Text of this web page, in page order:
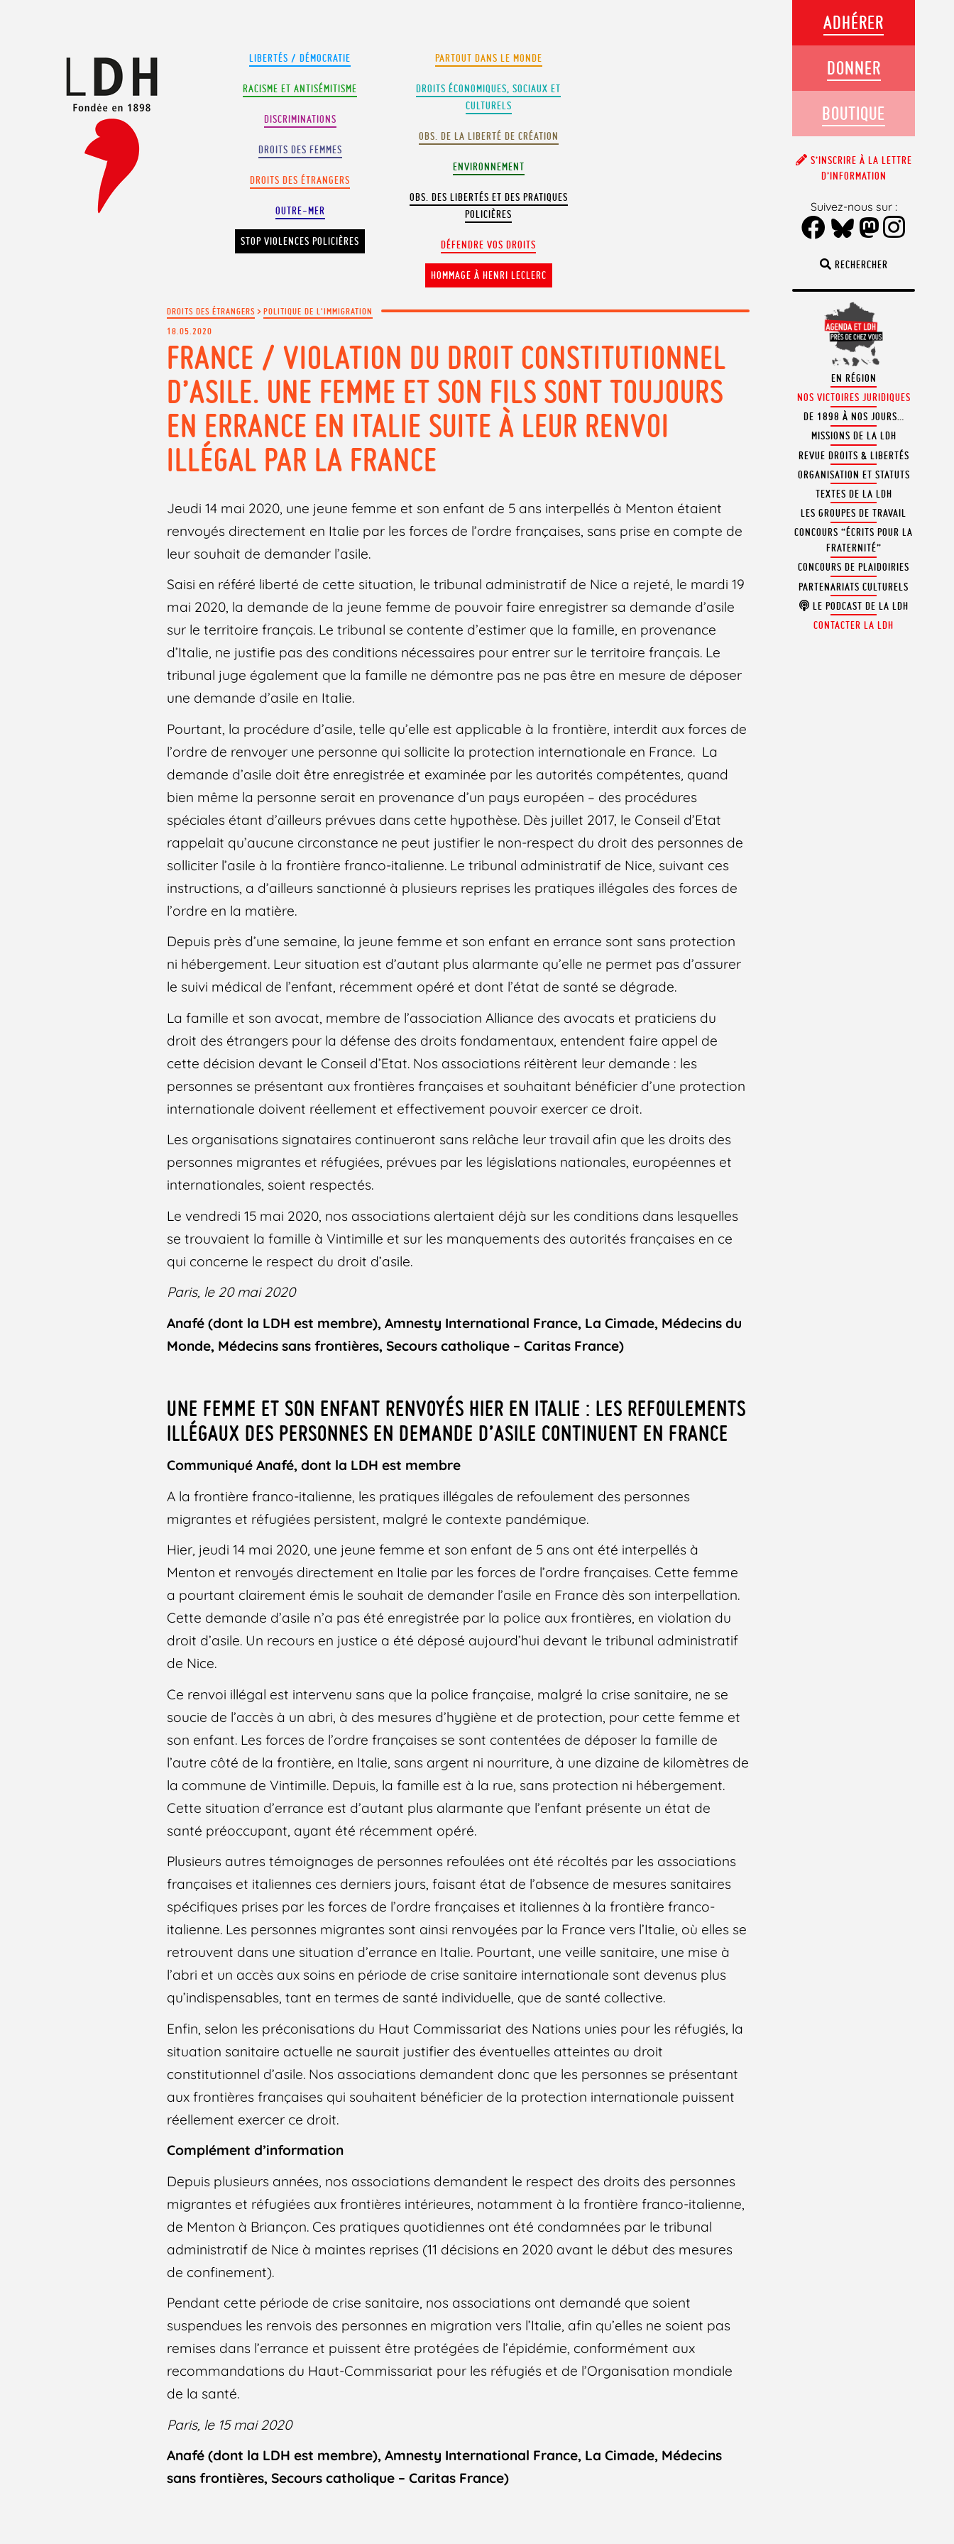
LIBERTÉS / DÉMOCRATIE
RACISME ET ANTISÉMITISME
DISCRIMINATIONS
DROITS DES FEMMES
DROITS DES ÉTRANGERS
OUTRE-MER
STOP VIOLENCES POLICIÈRES
PARTOUT DANS LE MONDE
DROITS ÉCONOMIQUES, SOCIAUX ET
CULTURELS
OBS. DE LA LIBERTÉ DE CRÉATION
ENVIRONNEMENT
OBS. DES LIBERTÉS ET DES PRATIQUES
POLICIÈRES
DÉFENDRE VOS DROITS
HOMMAGE À HENRI LECLERC
DROITS DES ÉTRANGERS>POLITIQUE DE L'IMMIGRATION
18.05.2020
FRANCE / VIOLATION DU DROIT CONSTITUTIONNEL
D’ASILE. UNE FEMME ET SON FILS SONT TOUJOURS
EN ERRANCE EN ITALIE SUITE À LEUR RENVOI
ILLÉGAL PAR LA FRANCE
Jeudi 14 mai 2020, une jeune femme et son enfant de 5 ans interpellés à Menton étaient
renvoyés directement en Italie par les forces de l’ordre françaises, sans prise en compte de
leur souhait de demander l’asile.
Saisi en référé liberté de cette situation, le tribunal administratif de Nice a rejeté, le mardi 19
mai 2020, la demande de la jeune femme de pouvoir faire enregistrer sa demande d’asile
sur le territoire français. Le tribunal se contente d’estimer que la famille, en provenance
d’Italie, ne justifie pas des conditions nécessaires pour entrer sur le territoire français. Le
tribunal juge également que la famille ne démontre pas ne pas être en mesure de déposer
une demande d’asile en Italie.
Pourtant, la procédure d’asile, telle qu’elle est applicable à la frontière, interdit aux forces de
l’ordre de renvoyer une personne qui sollicite la protection internationale en France. La
demande d’asile doit être enregistrée et examinée par les autorités compétentes, quand
bien même la personne serait en provenance d’un pays européen – des procédures
spéciales étant d’ailleurs prévues dans cette hypothèse. Dès juillet 2017, le Conseil d’Etat
rappelait qu’aucune circonstance ne peut justifier le non-respect du droit des personnes de
solliciter l’asile à la frontière franco-italienne. Le tribunal administratif de Nice, suivant ces
instructions, a d’ailleurs sanctionné à plusieurs reprises les pratiques illégales des forces de
l’ordre en la matière.
Depuis près d’une semaine, la jeune femme et son enfant en errance sont sans protection
ni hébergement. Leur situation est d’autant plus alarmante qu’elle ne permet pas d’assurer
le suivi médical de l’enfant, récemment opéré et dont l’état de santé se dégrade.
La famille et son avocat, membre de l’association Alliance des avocats et praticiens du
droit des étrangers pour la défense des droits fondamentaux, entendent faire appel de
cette décision devant le Conseil d’Etat. Nos associations réitèrent leur demande : les
personnes se présentant aux frontières françaises et souhaitant bénéficier d’une protection
internationale doivent réellement et effectivement pouvoir exercer ce droit.
Les organisations signataires continueront sans relâche leur travail afin que les droits des
personnes migrantes et réfugiées, prévues par les législations nationales, européennes et
internationales, soient respectés.
Le vendredi 15 mai 2020, nos associations alertaient déjà sur les conditions dans lesquelles
se trouvaient la famille à Vintimille et sur les manquements des autorités françaises en ce
qui concerne le respect du droit d’asile.
Paris, le 20 mai 2020
Anafé (dont la LDH est membre), Amnesty International France, La Cimade, Médecins du
Monde, Médecins sans frontières, Secours catholique – Caritas France)
UNE FEMME ET SON ENFANT RENVOYÉS HIER EN ITALIE : LES REFOULEMENTS
ILLÉGAUX DES PERSONNES EN DEMANDE D’ASILE CONTINUENT EN FRANCE
Communiqué Anafé, dont la LDH est membre
A la frontière franco-italienne, les pratiques illégales de refoulement des personnes
migrantes et réfugiées persistent, malgré le contexte pandémique.
Hier, jeudi 14 mai 2020, une jeune femme et son enfant de 5 ans ont été interpellés à
Menton et renvoyés directement en Italie par les forces de l’ordre françaises. Cette femme
a pourtant clairement émis le souhait de demander l’asile en France dès son interpellation.
Cette demande d’asile n’a pas été enregistrée par la police aux frontières, en violation du
droit d’asile. Un recours en justice a été déposé aujourd’hui devant le tribunal administratif
de Nice.
Ce renvoi illégal est intervenu sans que la police française, malgré la crise sanitaire, ne se
soucie de l’accès à un abri, à des mesures d’hygiène et de protection, pour cette femme et
son enfant. Les forces de l’ordre françaises se sont contentées de déposer la famille de
l’autre côté de la frontière, en Italie, sans argent ni nourriture, à une dizaine de kilomètres de
la commune de Vintimille. Depuis, la famille est à la rue, sans protection ni hébergement.
Cette situation d’errance est d’autant plus alarmante que l’enfant présente un état de
santé préoccupant, ayant été récemment opéré.
Plusieurs autres témoignages de personnes refoulées ont été récoltés par les associations
françaises et italiennes ces derniers jours, faisant état de l’absence de mesures sanitaires
spécifiques prises par les forces de l’ordre françaises et italiennes à la frontière franco-
italienne. Les personnes migrantes sont ainsi renvoyées par la France vers l’Italie, où elles se
retrouvent dans une situation d’errance en Italie. Pourtant, une veille sanitaire, une mise à
l’abri et un accès aux soins en période de crise sanitaire internationale sont devenus plus
qu’indispensables, tant en termes de santé individuelle, que de santé collective.
Enfin, selon les préconisations du Haut Commissariat des Nations unies pour les réfugiés, la
situation sanitaire actuelle ne saurait justifier des éventuelles atteintes au droit
constitutionnel d’asile. Nos associations demandent donc que les personnes se présentant
aux frontières françaises qui souhaitent bénéficier de la protection internationale puissent
réellement exercer ce droit.
Complément d’information
Depuis plusieurs années, nos associations demandent le respect des droits des personnes
migrantes et réfugiées aux frontières intérieures, notamment à la frontière franco-italienne,
de Menton à Briançon. Ces pratiques quotidiennes ont été condamnées par le tribunal
administratif de Nice à maintes reprises (11 décisions en 2020 avant le début des mesures
de confinement).
Pendant cette période de crise sanitaire, nos associations ont demandé que soient
suspendues les renvois des personnes en migration vers l’Italie, afin qu’elles ne soient pas
remises dans l’errance et puissent être protégées de l’épidémie, conformément aux
recommandations du Haut-Commissariat pour les réfugiés et de l’Organisation mondiale
de la santé.
Paris, le 15 mai 2020
Anafé (dont la LDH est membre), Amnesty International France, La Cimade, Médecins
sans frontières, Secours catholique – Caritas France)
RECHERCHER
EN RÉGION
NOS VICTOIRES JURIDIQUES
DE 1898 À NOS JOURS…
MISSIONS DE LA LDH
REVUE DROITS & LIBERTÉS
ORGANISATION ET STATUTS
TEXTES DE LA LDH
LES GROUPES DE TRAVAIL
CONCOURS “ÉCRITS POUR LA
FRATERNITÉ”
CONCOURS DE PLAIDOIRIES
PARTENARIATS CULTURELS
LE PODCAST DE LA LDH
CONTACTER LA LDH
ADHÉRER
DONNER
BOUTIQUE
S’INSCRIRE À LA LETTRE
D’INFORMATION
Suivez-nous sur :